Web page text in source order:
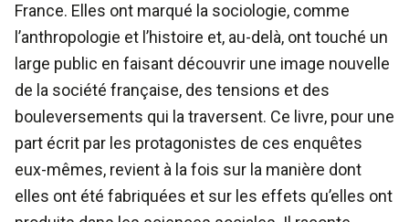
France. Elles ont marqué la sociologie, comme
l’anthropologie et l’histoire et, au-delà, ont touché un
large public en faisant découvrir une image nouvelle
de la société française, des tensions et des
bouleversements qui la traversent. Ce livre, pour une
part écrit par les protagonistes de ces enquêtes
eux-mêmes, revient à la fois sur la manière dont
elles ont été fabriquées et sur les effets qu’elles ont